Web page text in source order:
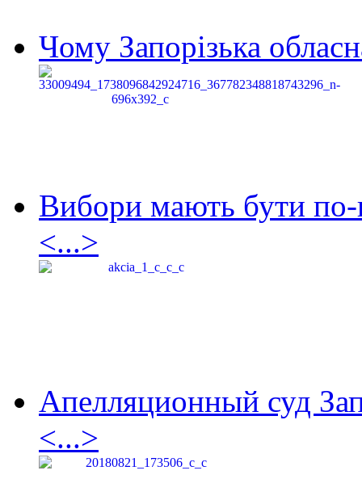
Чому Запорізька
Вибори мають бути по-
<...>
Апелляционный суд
<...>